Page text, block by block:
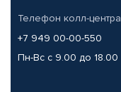
Телефон колл-центра
+7 949 00-00-550
Пн-Вс с 9.00 до 18.00